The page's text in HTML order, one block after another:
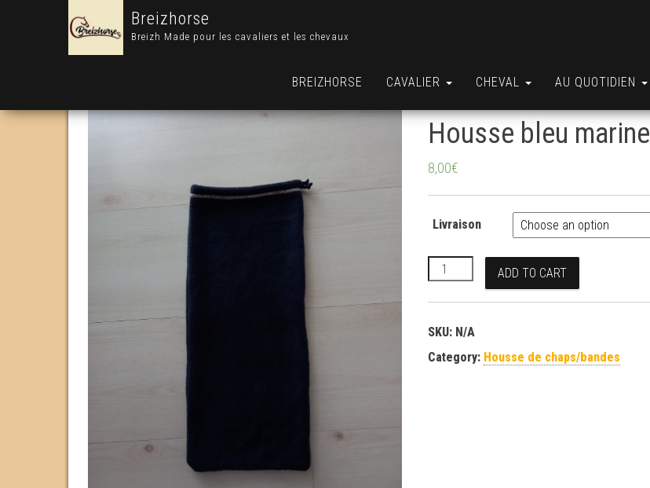
Breizhorse
Breizh Made pour les cavaliers et les chevaux
BREIZHORSE CAVALIER CHEVAL AU QUOTIDIEN
Housse bleu marine
8,00€
Livraison
Housse bleu marine quantity
ADD TO CART
SKU: N/A
Category: Housse de chaps/bandes